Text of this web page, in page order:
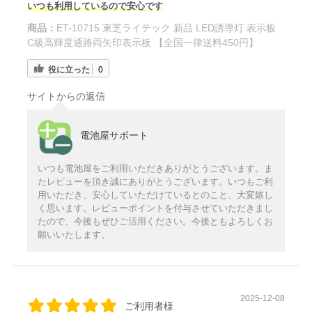
いつも利用しているので安心です
商品： ET-10715 東芝ライテック 新品 LED誘導灯 表示板
C級高輝度通路両矢印表示板 【全国一律送料450円】
役に立った 0
サイトからの返信
電池屋サポート
いつも電池屋をご利用いただきありがとうございます。ま
たレビューを頂き誠にありがとうございます。いつもご利
用いただき、安心していただけているとのこと、大変嬉し
く思います。レビューポイントを付与させていただきまし
たので、今後もぜひご活用ください。今後ともよろしくお
願いいたします。
ご利用者様
2025-12-08